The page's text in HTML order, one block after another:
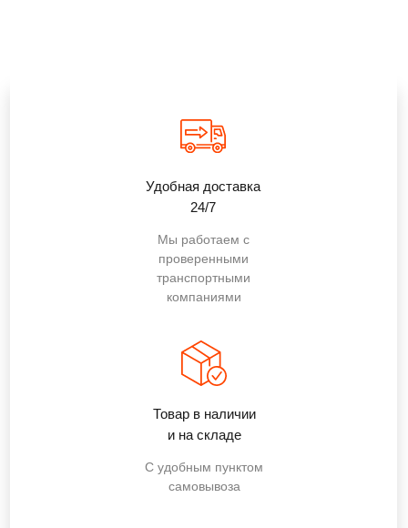
Удобная доставка
24/7
Товар в наличии
и на складе
Мы работаем с
проверенными
транспортными
компаниями
С удобным пунктом
самовывоза